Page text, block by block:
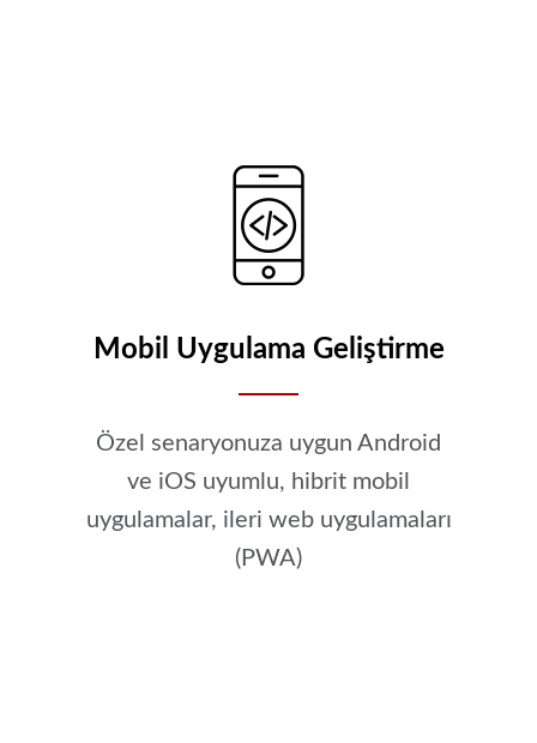
Mobil Uygulama Geliştirme
Özel senaryonuza uygun Android
ve iOS uyumlu, hibrit mobil
uygulamalar, ileri web uygulamaları
(PWA)